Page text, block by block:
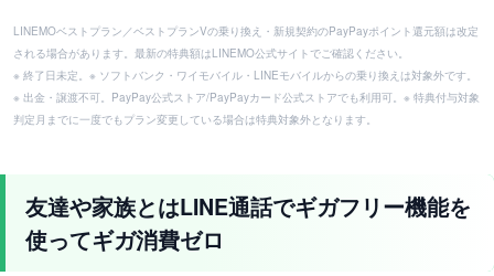
LINEMOベストプラン／ベストプランVの乗り換え・新規契約のPayPayポイント還元額は改定
される場合があります。最新の特典額はLINEMO公式サイトでご確認ください。
※ 終了日未定。※ ソフトバンク・ワイモバイル・LINEモバイルからの乗り換えは対象外です。
※ 出金・譲渡不可。PayPay公式ストア/PayPayカード公式ストアでも利用可。※ 特典付与対象
判定月までに一度でもプラン変更している場合は特典対象外となります。
友達や家族とはLINE通話でギガフリー機能を
使ってギガ消費ゼロ